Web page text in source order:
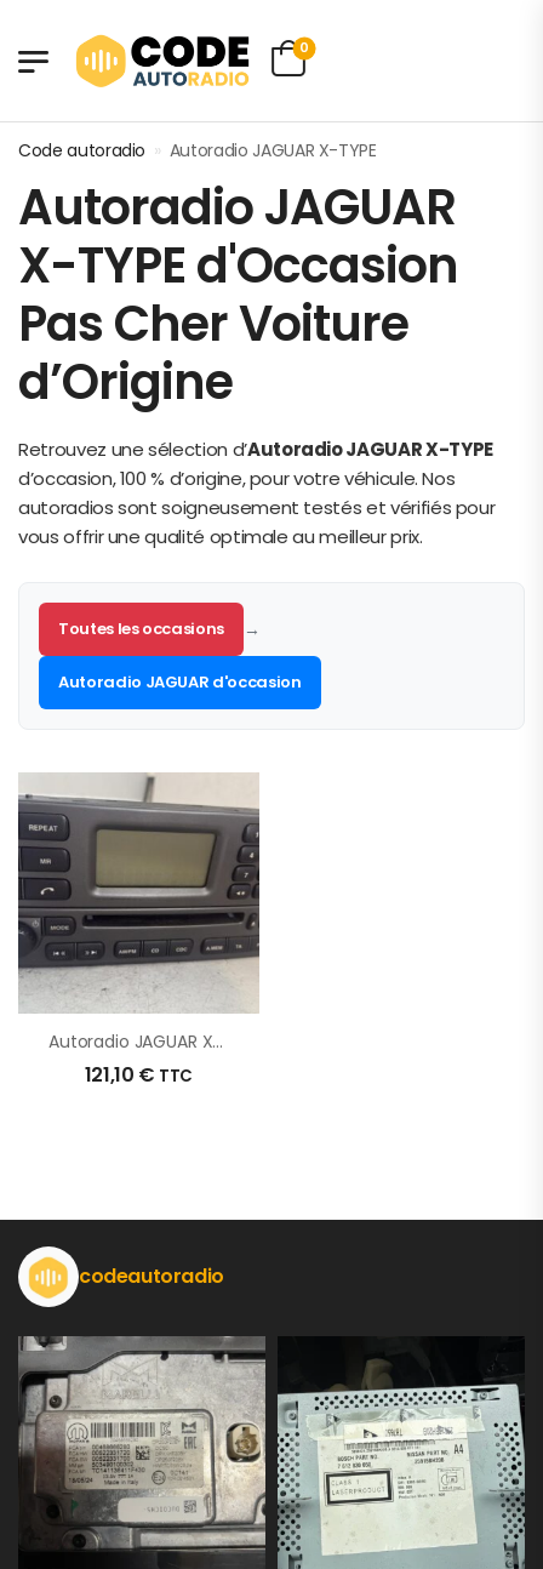
0
Code autoradio » Autoradio JAGUAR X-TYPE
Autoradio JAGUAR
X-TYPE d'Occasion
Pas Cher Voiture
d’Origine
Retrouvez une sélection d’Autoradio JAGUAR X-TYPE
d’occasion, 100 % d’origine, pour votre véhicule. Nos
autoradios sont soigneusement testés et vérifiés pour
vous offrir une qualité optimale au meilleur prix.
Toutes les occasions →
Autoradio JAGUAR d'occasion
Autoradio JAGUAR X-TYPE PHASE 1 D’origine – 2002 – Occasion
121,10 € TTC
codeautoradio